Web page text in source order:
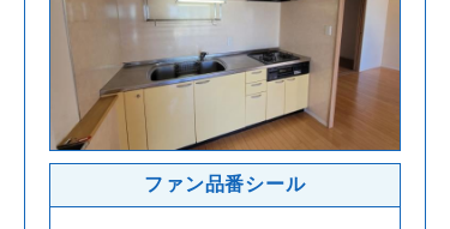
ファン品番シール